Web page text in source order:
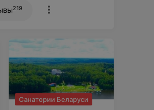
219
Санатории Беларуси